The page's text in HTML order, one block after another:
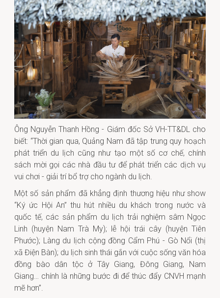
Ông Nguyễn Thanh Hồng - Giám đốc Sở VH-TT&DL cho
biết: “Thời gian qua, Quảng Nam đã tập trung quy hoạch
phát triển du lịch cũng như tạo một số cơ chế, chính
sách mời gọi các nhà đầu tư để phát triển các dịch vụ
vui chơi - giải trí bổ trợ cho ngành du lịch.
Một số sản phẩm đã khẳng định thương hiệu như show
“Ký ức Hội An” thu hút nhiều du khách trong nước và
quốc tế, các sản phẩm du lịch trải nghiệm sâm Ngọc
Linh (huyện Nam Trà My); lễ hội trái cây (huyện Tiên
Phước); Làng du lịch cộng đồng Cẩm Phú - Gò Nổi (thị
xã Điện Bàn); du lịch sinh thái gắn với cuộc sống văn hóa
đồng bào dân tộc ở Tây Giang, Đông Giang, Nam
Giang… chính là những bước đi để thúc đẩy CNVH mạnh
mẽ hơn”.